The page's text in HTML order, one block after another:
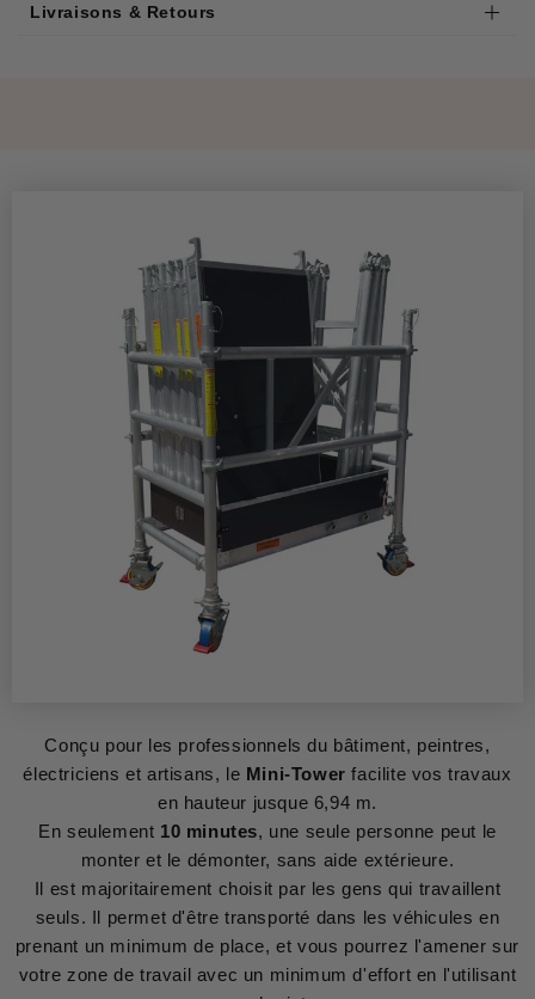
Livraisons & Retours
Conçu pour les professionnels du bâtiment, peintres,
électriciens et artisans, le Mini-Tower facilite vos travaux
en hauteur jusque 6,94 m.
En seulement 10 minutes, une seule personne peut le
monter et le démonter, sans aide extérieure.
Il est majoritairement choisit par les gens qui travaillent
seuls. Il permet d'être transporté dans les véhicules en
prenant un minimum de place, et vous pourrez l'amener sur
votre zone de travail avec un minimum d'effort en l'utilisant